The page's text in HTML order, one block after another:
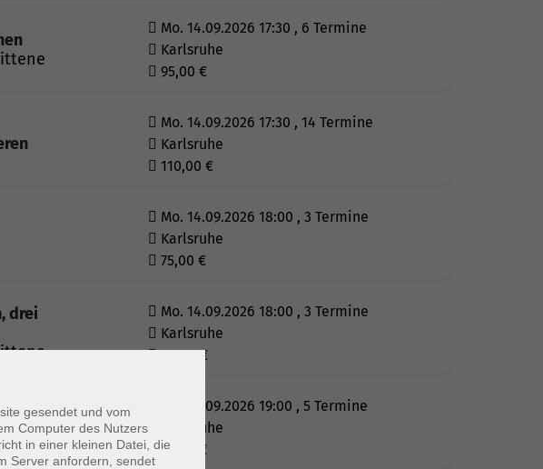
Mo. 14.09.2026 17:30 , 6 Termine
Karlsruhe
95,00 €
Mo. 14.09.2026 17:30 , 14 Termine
Karlsruhe
110,00 €
Mo. 14.09.2026 18:00 , 3 Termine
Karlsruhe
75,00 €
drei
Mo. 14.09.2026 18:00 , 3 Termine
Karlsruhe
82,00€
Mo. 14.09.2026 19:00 , 5 Termine
Karlsruhe
87,00
€
gesendet und vom
Computer des Nutzers
in einer kleinen Datei, die
Server anfordern, sendet